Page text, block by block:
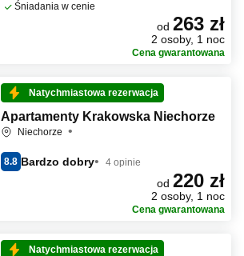
Śniadania w cenie
od 263 zł
2 osoby, 1 noc
Cena gwarantowana
Natychmiastowa rezerwacja
Apartamenty Krakowska Niechorze
Niechorze
8.8 Bardzo dobry 4 opinie
od 220 zł
2 osoby, 1 noc
Cena gwarantowana
Natychmiastowa rezerwacja